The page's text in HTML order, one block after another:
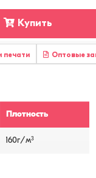
Купить
печати Оптовые
Плотность
160г/м3